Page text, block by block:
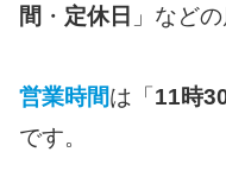
間 ・ 定休日 」など
営業時間は「 11時
です。